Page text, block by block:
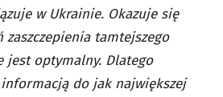
w Ukrainie. Okazuje się
zaszczepienia tamtejszego
jest optymalny. Dlatego
do jak największej